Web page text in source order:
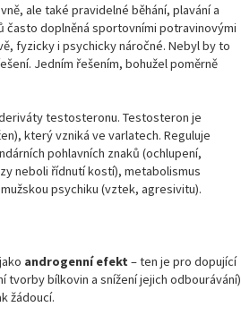
ale také pravidelné běhání, plavání a
doplněná sportovními potravinovými
fyzicky i psychicky náročné. Nebyl by to
Jedním řešením, bohužel poměrně
testosteronu. Testosteron je
který vzniká ve varlatech. Reguluje
pohlavních znaků (ochlupení,
neboli řídnutí kostí), metabolismus
psychiku (vztek, agresivitu).
androgenní efekt – ten je pro dopující
tvorby bílkovin a snížení jejich odbourávání)
žádoucí.